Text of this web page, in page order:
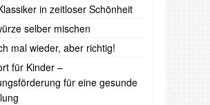
in zeitloser Schönheit
selber mischen
mal wieder, aber richtig!
für Kinder –
für eine gesunde